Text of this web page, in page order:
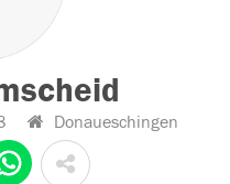
Donaueschingen